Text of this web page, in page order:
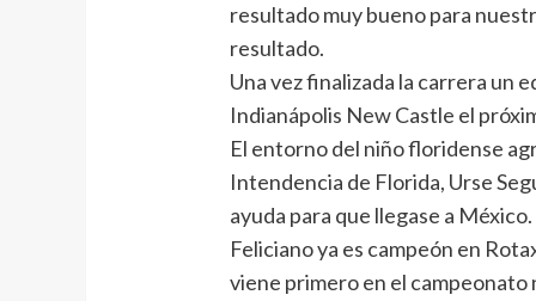
resultado muy bueno para
resultado.
Una vez finalizada la carrera un
Indianápolis New Castle el
El entorno del niño floridense
Intendencia de Florida, Urse
ayuda para que llegase a México.
Feliciano ya es campeón en
viene primero en el campeonato